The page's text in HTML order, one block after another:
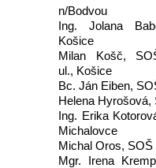
n/Bodvou
Ing. Jolana
Košice
Milan Košč,
ul., Košice
Bc. Ján Eiben,
Helena Hyrošová,
Ing. Erika
Michalovce
Michal Oros,
Mgr. Irena